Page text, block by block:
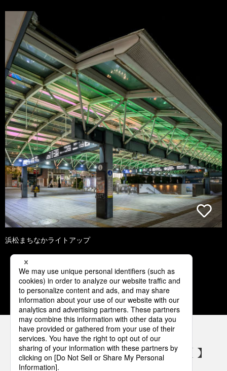
浜松まちなかライトアップ
1 2 3 4 5
パナソニックの電気設備 SNSアカウント